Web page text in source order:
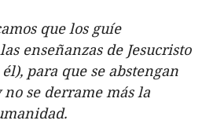
que los guíe
enseñanzas de Jesucristo
para que se abstengan
no se derrame más la